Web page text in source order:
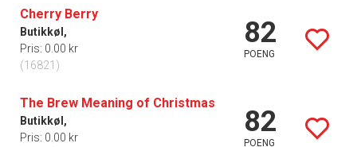
Cherry Berry
Butikkøl,
Pris: 0.00 kr
(16821)
82
POENG
The Brew Meaning of Christmas
Butikkøl,
Pris: 0.00 kr
82
POENG